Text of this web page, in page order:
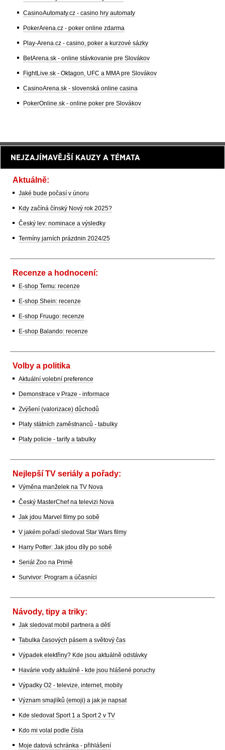
CasinoAutomaty.cz - casino hry automaty
PokerArena.cz - poker online zdarma
Play-Arena.cz - casino, poker a kurzové sázky
BetArena.sk - online stávkovanie pre Slovákov
FightLive.sk - Oktagon, UFC a MMA pre Slovákov
CasinoArena.sk - slovenská online casina
PokerOnline.sk - online poker pre Slovákov
NEJZAJÍMAVĚJŠÍ KAUZY A TÉMATA
Aktuálně:
Jaké bude počasí v únoru
Kdy začíná čínský Nový rok 2025?
Český lev: nominace a výsledky
Termíny jarních prázdnin 2024/25
Recenze a hodnocení:
E-shop Temu: recenze
E-shop Shein: recenze
E-shop Fruugo: recenze
E-shop Balando: recenze
Volby a politika
Aktuální volební preference
Demonstrace v Praze - informace
Zvýšení (valorizace) důchodů
Platy státních zaměstnanců - tabulky
Platy policie - tarify a tabulky
Nejlepší TV seriály a pořady:
Výměna manželek na TV Nova
Český MasterChef na televizi Nova
Jak jdou Marvel filmy po sobě
V jakém pořadí sledovat Star Wars filmy
Harry Potter: Jak jdou díly po sobě
Seriál Zoo na Primě
Survivor: Program a účasníci
Návody, tipy a triky:
Jak sledovat mobil partnera a dětí
Tabulka časových pásem a světový čas
Výpadek elektřiny? Kde jsou aktuálně odstávky
Havárie vody aktuálně - kde jsou hlášené poruchy
Výpadky O2 - televize, internet, mobily
Význam smajlíků (emoji) a jak je napsat
Kde sledovat Sport 1 a Sport 2 v TV
Kdo mi volal podle čísla
Moje datová schránka - přihlášení